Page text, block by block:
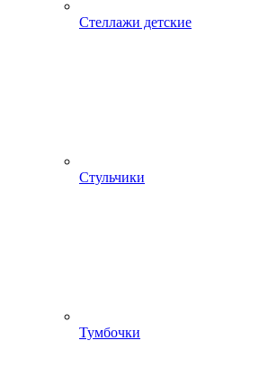
Стеллажи детские
Стульчики
Тумбочки